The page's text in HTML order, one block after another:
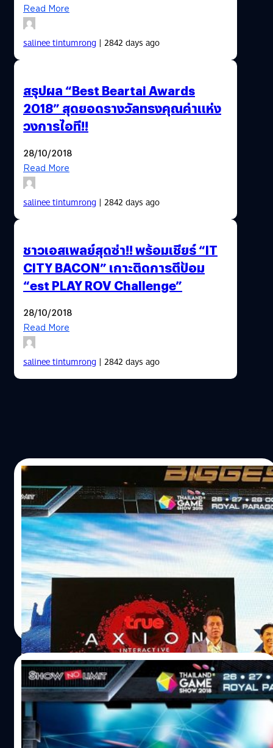
Read More
salinee tintumrong | 2842 days ago
สรุปผล “Best Beartai Awards
2018” สุดยอดรางวัลทรงคุณค่าแห่ง
วงการไอที!!
28/10/2018
Read More
salinee tintumrong | 2842 days ago
ชาวเอสเพลย์สุดซ่า!! พร้อมเชียร์ “IT
CITY BACON” เกาะติดการตีป้อม
“est PLAY ROV Challenge”
28/10/2018
Read More
salinee tintumrong | 2842 days ago
27/10/2018
“True Axion และ ภาคการศึกษา” ร่วมผลัก
ดันหลักสูตรดิจิทัลมีเดีย ส่งเสริมและขับเคลื่อน
อุตสาหกรรมเกม!!
หากพูดถึงวงการเกมบ้านเรา ย้อนกลับไปเมื่อหลายปีก่อน
เหล่าบรรดาผู้ที่ชื่นชอบการเล่นเกมมักจะถูกมองว่าเป็นกลุ่ม
เด็กที่ไม่รักการเรียนบ้างล่ะ เล่นเกมจนเสียการเรียนบ้างล่ะ
ทำให้ผู้ใหญ่ในบ้านเรามองว่าวงการเกมเป็นเรื่องไร้สาระ หลาย
คนเล่นเกมเพียงแค่ความบันเทิงเท่านั้น จนกระทั่งเกิดจุด
เปลี่ยนคือการเข้าสู่โลกออนไลน์ อินเตอร์เน็ตกลายเป็นตัวแปร
สำคัญ เกมออนไลน์เริ่มมีบทบาทกลายเป็นที่นิยม คนเล่นเกม
เริ่มมีปฏิสัมพันธ์กัน ส่งผลให้โมเดลธุรกิจเริ่มปรับเปลี่ยน จนถึง
ยุคในปัจจุบันก็เริ่มมีแพลตฟอร์มรองรับมากขึ้น ทำให้ผู้คน
สามารถเข้าถึงเกมได้ง่าย จึงเกิดการท้าทายระหว่างผู้เล่น จน
นำไปสู่การแข่งขันเพื่อหาผู้ชนะ ผู้พัฒนาและค่ายเกมเริ่ม
จัดการแข่งขัน เกิดเป็นทัวร์นาเม้นท์ต่าง ๆ จนกลายเป็น กีฬา
E-Sport ที่หลายคนเริ่มรู้จัก และกลายมาเป็นอุตสาหกรรมที่
สามารถสร้างรายได้ให้กับประเทศเรา จึงมีการจัดตั้ง บริษัท
salinee tintumrong | 2843 days ago
Read More
24/10/2018
งานเดียว…จัดเต็ม!! ให้คุณคุ้มตลอดงาน รวม
ความสนุกจากเหล่าดารา , นักร้อง และไอดอล
ในงาน TGS 2018
รวมความสนุกจากเหล่าดารา , นักร้อง และไอดอลในงาน